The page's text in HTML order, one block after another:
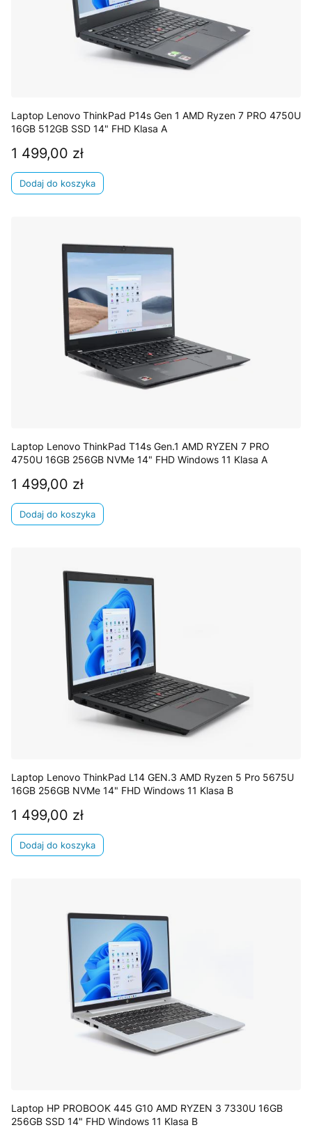
Laptop Lenovo ThinkPad P14s Gen 1 AMD Ryzen 7 PRO 4750U
16GB 512GB SSD 14" FHD Klasa A
Cena
1 499,00 zł
Dodaj do koszyka
Laptop Lenovo ThinkPad T14s Gen.1 AMD RYZEN 7 PRO
4750U 16GB 256GB NVMe 14" FHD Windows 11 Klasa A
Cena
1 499,00 zł
Dodaj do koszyka
Laptop Lenovo ThinkPad L14 GEN.3 AMD Ryzen 5 Pro 5675U
16GB 256GB NVMe 14" FHD Windows 11 Klasa B
Cena
1 499,00 zł
Dodaj do koszyka
Laptop HP PROBOOK 445 G10 AMD RYZEN 3 7330U 16GB
256GB SSD 14" FHD Windows 11 Klasa B